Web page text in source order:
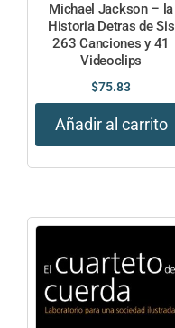
Michael Jackson – la
Historia Detras de Sis
263 Canciones y 41
Videoclips
$75.83
Añadir al carrito